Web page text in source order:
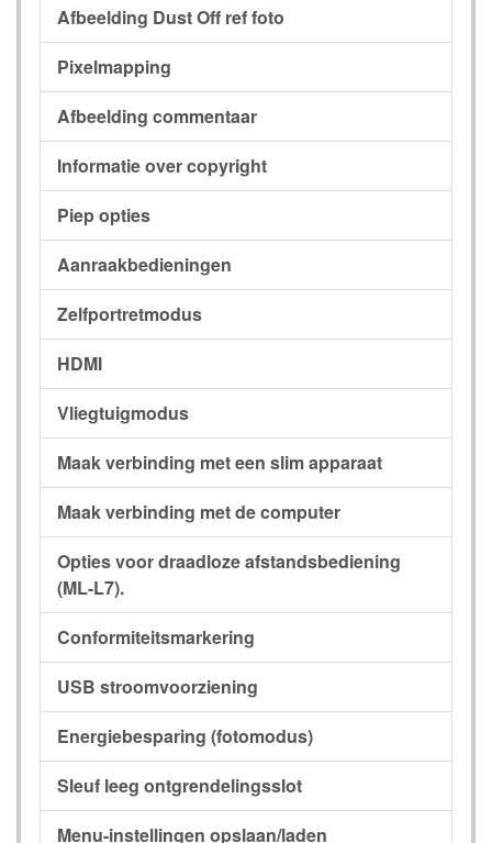
Afbeelding Dust Off ref foto
Pixelmapping
Afbeelding commentaar
Informatie over copyright
Piep opties
Aanraakbedieningen
Zelfportretmodus
HDMI
Vliegtuigmodus
Maak verbinding met een slim apparaat
Maak verbinding met de computer
Opties voor draadloze afstandsbediening
(ML-L7).
Conformiteitsmarkering
USB stroomvoorziening
Energiebesparing (fotomodus)
Sleuf leeg ontgrendelingsslot
Menu-instellingen opslaan/laden